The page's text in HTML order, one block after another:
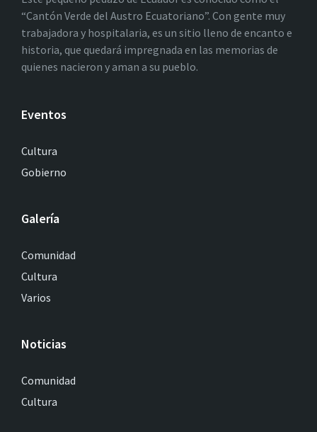
“Cantón Verde del Austro Ecuatoriano”. Con gente muy
trabajadora y hospitalaria, es un sitio lleno de encanto e
historia, que quedará impregnada en las memorias de
quienes nacieron y aman a su pueblo.
Eventos
Cultura
Gobierno
Galería
Comunidad
Cultura
Varios
Noticias
Comunidad
Cultura